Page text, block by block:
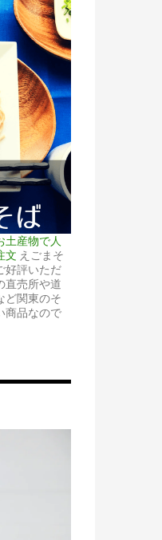
土産物で人
文 えごまそ
好評いただ
直売所や道
ど関東のそ
商品なので